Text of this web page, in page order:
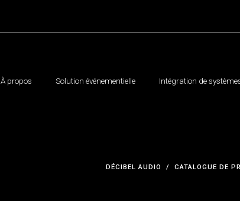
À propos Solution événementielle Intégration de
DÉCIBEL AUDIO CATALOGUE DE